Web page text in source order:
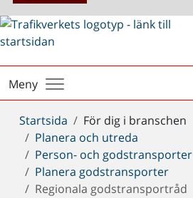
Meny
Du
är
här:
Startsida
För dig i branschen
Planera och utreda
Person- och godstransporter
Planera godstransporter
Regionala godstransportråd